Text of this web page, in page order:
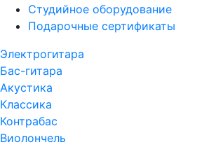
Студийное оборудование
Подарочные сертификаты
Электрогитара
Бас-гитара
Акустика
Классика
Контрабас
Виолончель